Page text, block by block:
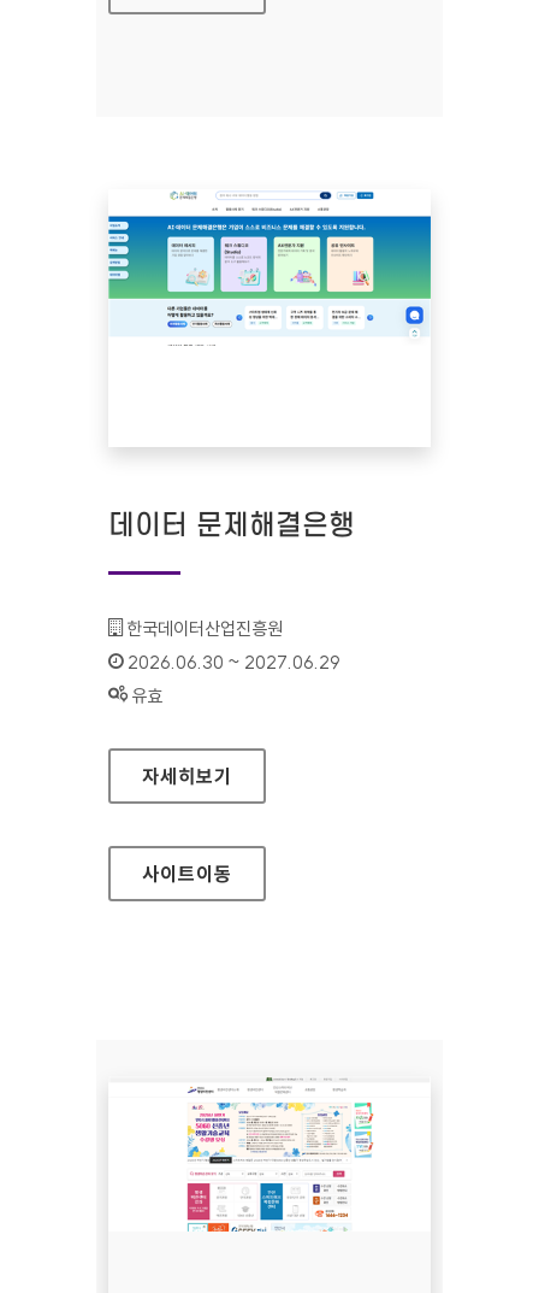
데이터 문제해결은행
기관명 :
한국데이터산업진흥원
인증기간 :
2026.06.30 ~ 2027.06.29
상태 :
유효
데이터 문제해결은행
자세히보기
사이트이동